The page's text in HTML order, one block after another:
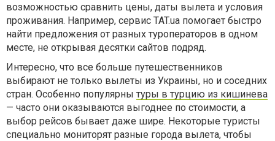
возможностью сравнить цены, даты вылета и условия
проживания. Например, сервис TAT.ua помогает быстро
найти предложения от разных туроператоров в одном
месте, не открывая десятки сайтов подряд.
Интересно, что все больше путешественников
выбирают не только вылеты из Украины, но и соседних
стран. Особенно популярны туры в турцию из кишинева
— часто они оказываются выгоднее по стоимости, а
выбор рейсов бывает даже шире. Некоторые туристы
специально мониторят разные города вылета, чтобы